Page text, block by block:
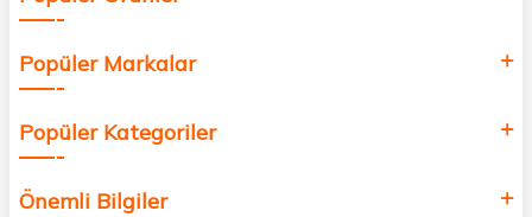
Popüler Markalar
Popüler Kategoriler
Önemli Bilgiler